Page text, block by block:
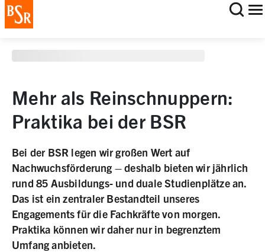
staging deployment test
Mehr als Reinschnuppern:
Praktika bei der BSR
Bei der BSR legen wir großen Wert auf
Nachwuchsförderung – deshalb bieten wir jährlich
rund 85 Ausbildungs- und duale Studienplätze an.
Das ist ein zentraler Bestandteil unseres
Engagements für die Fachkräfte von morgen.
Praktika können wir daher nur in begrenztem
Umfang anbieten.